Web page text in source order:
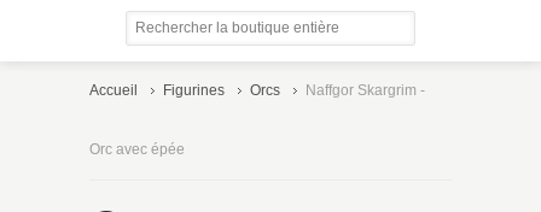
Accueil Figurines Orcs Naffgor Skargrim -
Orc avec épée